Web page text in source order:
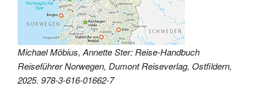
Michael Möbius, Annette Ster: Reise-Handbuch
Reiseführer Norwegen, Dumont Reiseverlag, Ostfildern,
2025. 978-3-616-01662-7